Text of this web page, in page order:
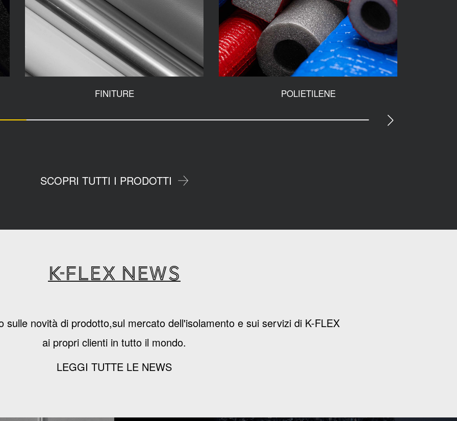
FINITURE POLIETILENE
SCOPRI TUTTI I PRODOTTI
K-Flex news
sulle novità di prodotto,sul mercato dell'isolamento e sui servizi di K-FLEX
ai propri clienti in tutto il mondo.
LEGGI TUTTE LE NEWS